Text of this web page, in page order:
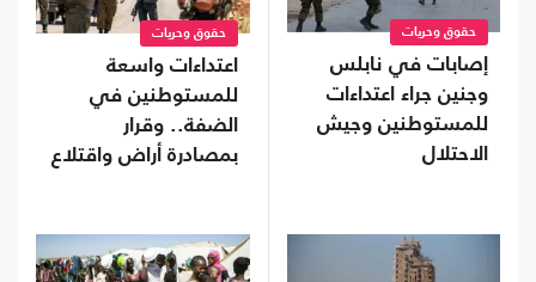
حقوق وحريات
إصابات في نابلس
وجنين جراء اعتداءات
للمستوطنين وجيش
الاحتلال
حقوق وحريات
اعتداءات واسعة
للمستوطنين في
الضفة.. وقرار
بمصادرة أراض واقتلاع